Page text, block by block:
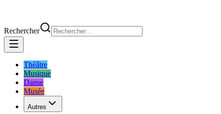
Rechercher
Théâtre
Musique
Danse
Musée
Autres